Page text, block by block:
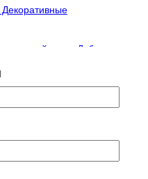
шпон Дуб,
вариаций.